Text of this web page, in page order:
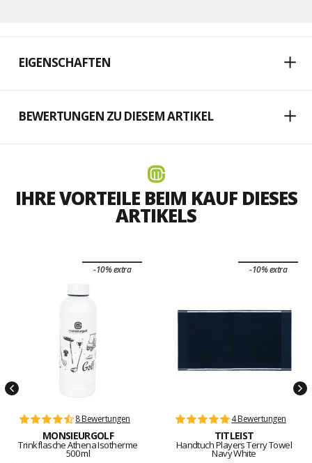
EIGENSCHAFTEN
BEWERTUNGEN ZU DIESEM ARTIKEL
IHRE VORTEILE BEIM KAUF DIESES
ARTIKELS
-10% extra
8 Bewertungen
MONSIEURGOLF
Trinkflasche Athena Isotherme
500 ml
-10% extra
4 Bewertungen
TITLEIST
Handtuch Players Terry Towel
Navy White